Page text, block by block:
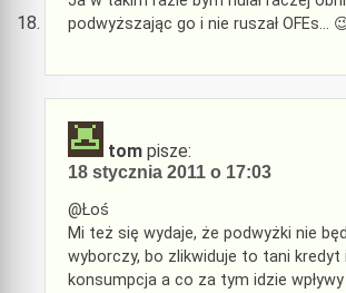
podwyższając go i nie ruszał OFEs…
tom pisze:
18 stycznia 2011 o 17:03
@Łoś
Mi też się wydaje, że podwyżki nie
wyborczy, bo zlikwiduje to tani kredyt
konsumpcja a co za tym idzie